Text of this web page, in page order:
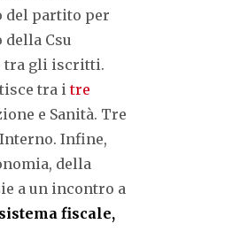
del partito per
Csu
tra gli iscritti.
tra itre
e Sanità. Tre
Infine,
della
a un incontro a
sistema fiscale,